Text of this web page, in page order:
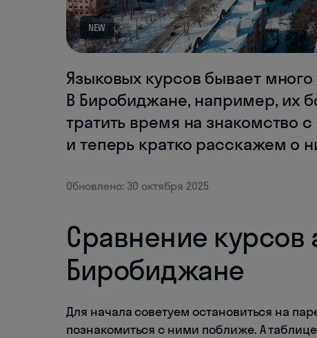
NEW
Языковых курсов бывает
В Биробиджане, например, их
тратить время на знакомство
и теперь кратко расскажем о
Обновлено: 30 октября 2025
Сравнение курсов
Биробиджане
Для начала советуем остановиться на
познакомиться с ними поближе. А